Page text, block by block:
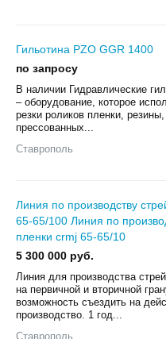
Гильотина PZO GGR 1400
по запросу
В наличии Гидравлические
– оборудование, которое
резки роликов пленки, резины,
прессованных...
Ставрополь
Линия по производству
65-65/100 Линия по
пленки crmj 65-65/10
5 300 000 руб.
Линия для производства
на первичной и вторичной
возможность съездить на
производство. 1 год...
Ставрополь